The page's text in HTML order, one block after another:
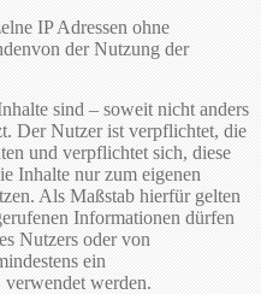
IP Adressen ohne
der Nutzung der
sind – soweit nicht anders
Der Nutzer ist verpflichtet, die
und verpflichtet sich, diese
Inhalte nur zum eigenen
Als Maßstab hierfür gelten
Informationen dürfen
Nutzers oder von
ein
werden.